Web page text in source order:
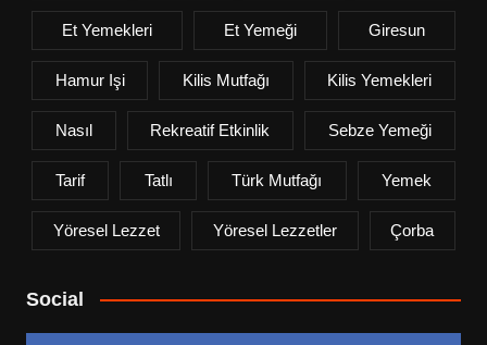
Et Yemekleri Et Yemeği Giresun
Hamur Işi Kilis Mutfağı Kilis Yemekleri
Nasıl Rekreatif Etkinlik Sebze Yemeği
Tarif Tatlı Türk Mutfağı Yemek
Yöresel Lezzet Yöresel Lezzetler Çorba
Social